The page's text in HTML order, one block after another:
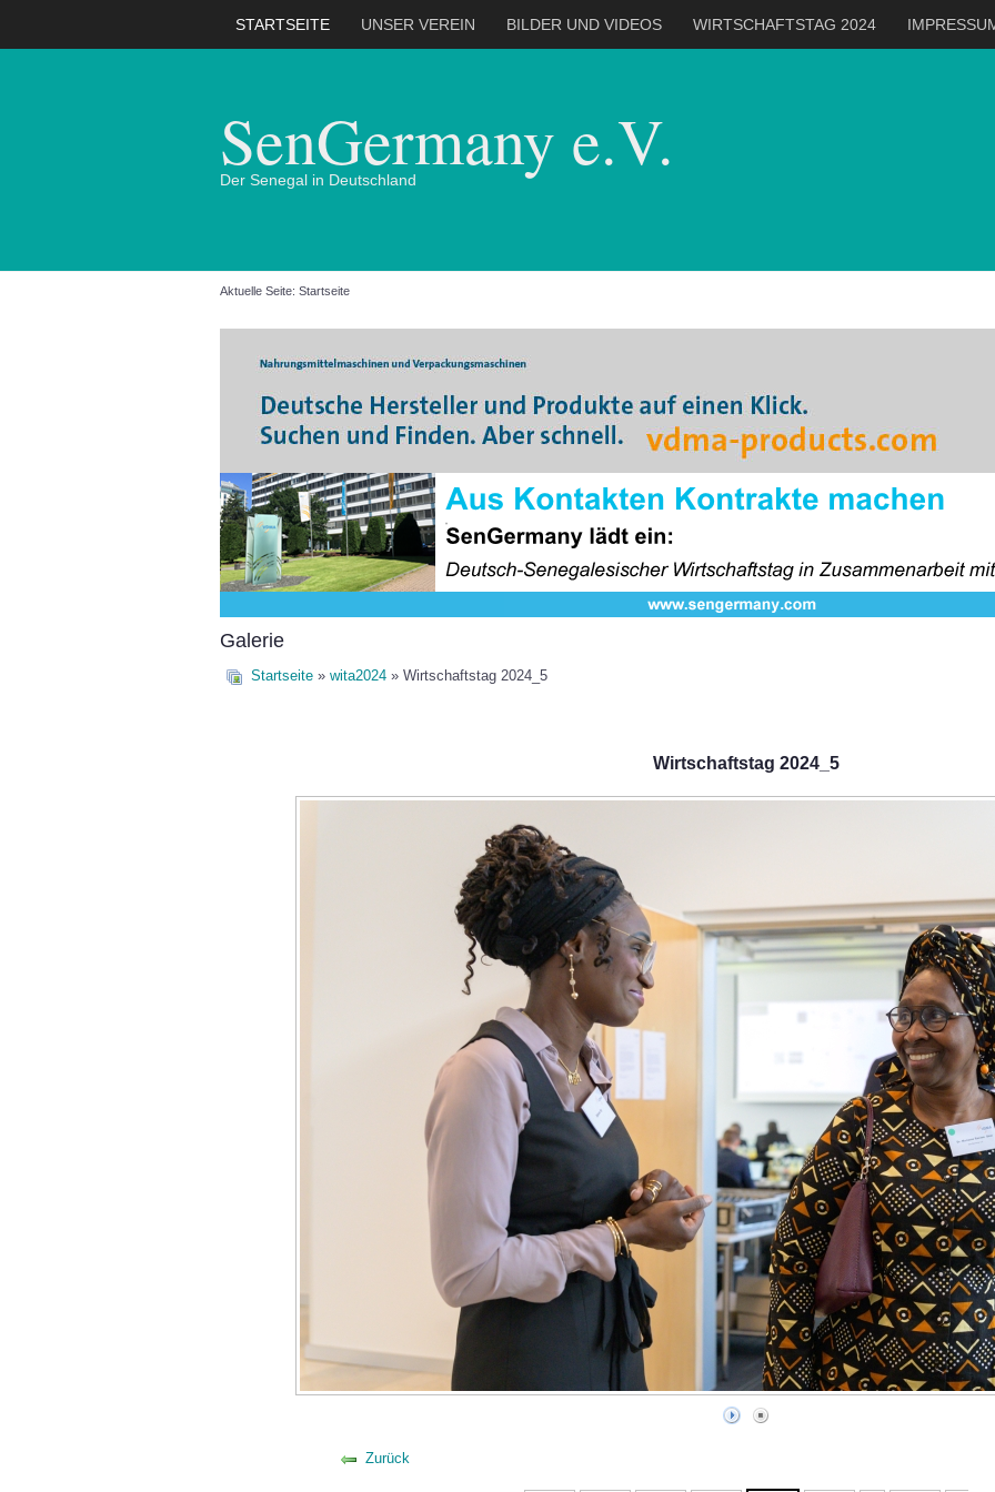
STARTSEITE UNSER VEREIN BILDER UND VIDEOS WIRTSCHAFTSTAG 2024
SenGermany e.V.
Der Senegal in Deutschland
Aktuelle Seite: Startseite
Galerie
Startseite » wita2024 » Wirtschaftstag 2024_5
Wirtschaftstag 2024_5
Zurück